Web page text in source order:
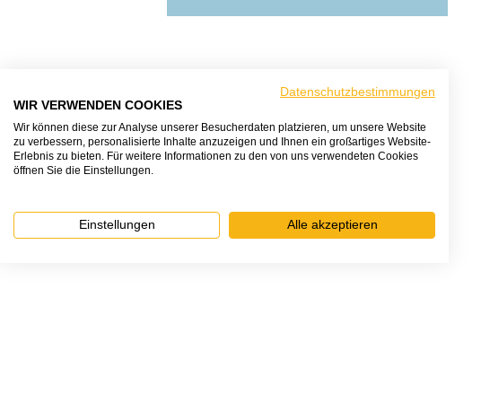
Datenschutzbestimmungen
WIR VERWENDEN COOKIES
Wir können diese zur Analyse unserer Besucherdaten platzieren, um unsere Website
zu verbessern, personalisierte Inhalte anzuzeigen und Ihnen ein großartiges Website-
Erlebnis zu bieten. Für weitere Informationen zu den von uns verwendeten Cookies
öffnen Sie die Einstellungen.
Einstellungen Alle akzeptieren